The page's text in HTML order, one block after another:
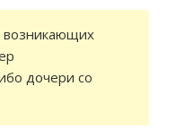
возникающих
дочери со